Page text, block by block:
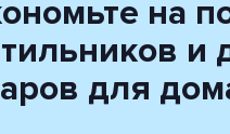
на
и
для